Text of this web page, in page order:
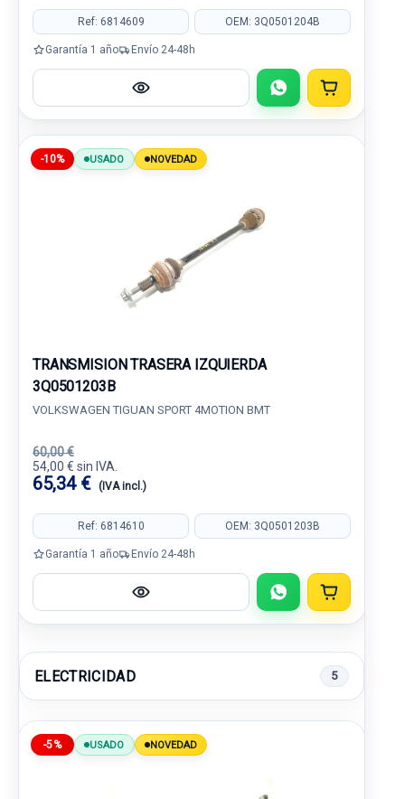
Ref: 6814609 OEM: 3Q0501204B
Garantía 1 año Envío 24-48h
-10% USADO NOVEDAD
TRANSMISION TRASERA IZQUIERDA
3Q0501203B
VOLKSWAGEN TIGUAN SPORT 4MOTION BMT
60,00 €
54,00 € sin IVA.
65,34 € (IVA incl.)
Ref: 6814610 OEM: 3Q0501203B
Garantía 1 año Envío 24-48h
ELECTRICIDAD 5
-5% USADO NOVEDAD